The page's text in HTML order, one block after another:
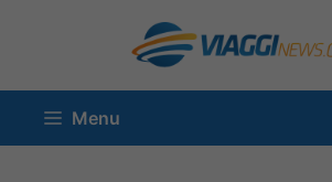
contenuto
Menu